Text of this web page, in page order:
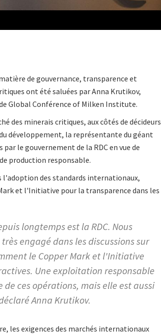
de gouvernance, transparence et
ont été saluées par Anna Krutikov,
Global Conférence of Milken Institute.
des minerais critiques, aux côtés de décideurs
développement, la représentante du géant
le gouvernement de la RDC en vue de
production responsable.
l'adoption des standards internationaux,
et l'Initiative pour la transparence dans les
longtemps est la RDC. Nous
engagé dans les discussions sur
le Copper Mark et l'Initiative
Une exploitation responsable
ces opérations, mais elle est aussi
Anna Krutikov.
les exigences des marchés internationaux